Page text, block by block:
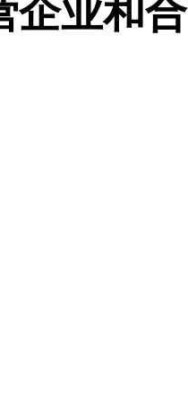
企业和